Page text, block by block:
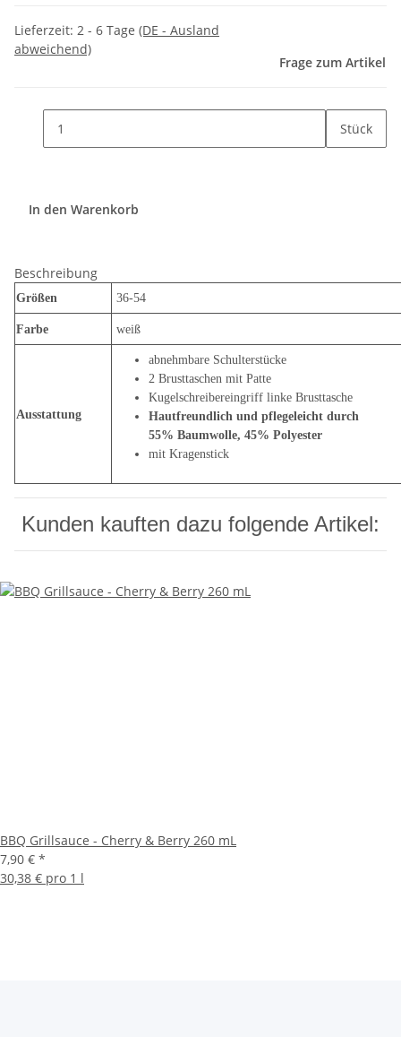
Lieferzeit: 2 - 6 Tage (DE - Ausland
abweichend)
Frage zum Artikel
Stück
In den Warenkorb
Beschreibung
Größen 36-54
Farbe weiß
Ausstattung
abnehmbare Schulterstücke
2 Brusttaschen mit Patte
Kugelschreibereingriff linke Brusttasche
Hautfreundlich und pflegeleicht durch
55% Baumwolle, 45% Polyester
mit Kragenstick
Kunden kauften dazu folgende Artikel:
BBQ Grillsauce - Cherry & Berry 260 mL
7,90 € *
30,38 € pro 1 l